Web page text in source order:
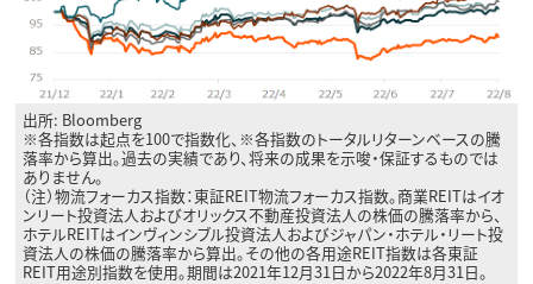
出所: Bloomberg
※各指数は起点を100で指数化、※各指数のトータルリターンベースの騰
落率から算出。過去の実績であり、将来の成果を示唆・保証するものでは
ありません。
（注）物流フォーカス指数：東証REIT物流フォーカス指数。商業REITはイオ
ンリート投資法人およびオリックス不動産投資法人の株価の騰落率から、
ホテルREITはインヴィンシブル投資法人およびジャパン・ホテル・リート投
資法人の株価の騰落率から算出。その他の各用途REIT指数は各東証
REIT用途別指数を使用。期間は2021年12月31日から2022年8月31日。